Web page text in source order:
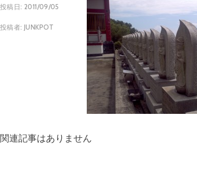
投稿日: 2011/09/05
投稿者: JUNKPOT
関連記事はありません